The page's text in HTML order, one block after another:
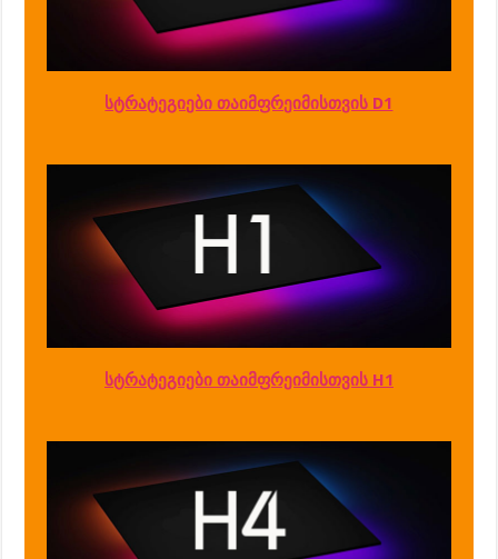
სტრატეგიები თაიმფრეიმისთვის D1
სტრატეგიები თაიმფრეიმისთვის H1